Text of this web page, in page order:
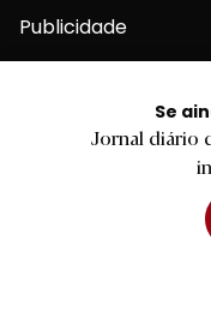
Se
Jornal diário
Publicidade
Privacidade e Cookies
Declaração de
Política de
2026 Diário do Minho,